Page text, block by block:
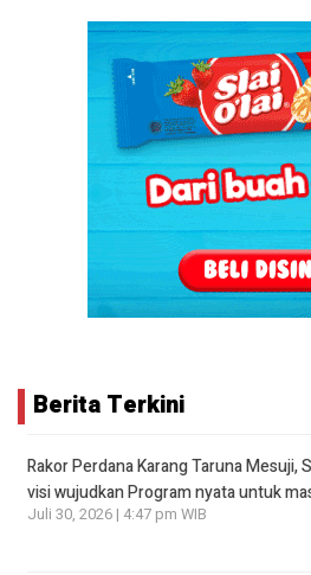
Berita Terkini
Rakor Perdana Karang Taruna Mesuji,
visi wujudkan Program nyata untuk
Juli 30, 2026 | 4:47 pm WIB